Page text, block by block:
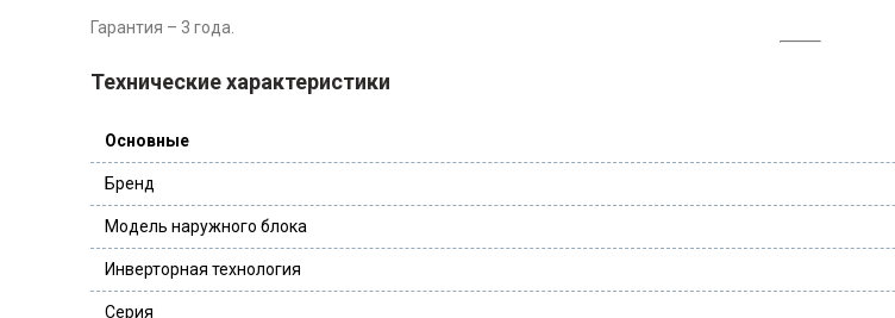
Гарантия – 3 года.
Технические характеристики
Основные
Бренд
Модель наружного блока
Инверторная технология
Серия